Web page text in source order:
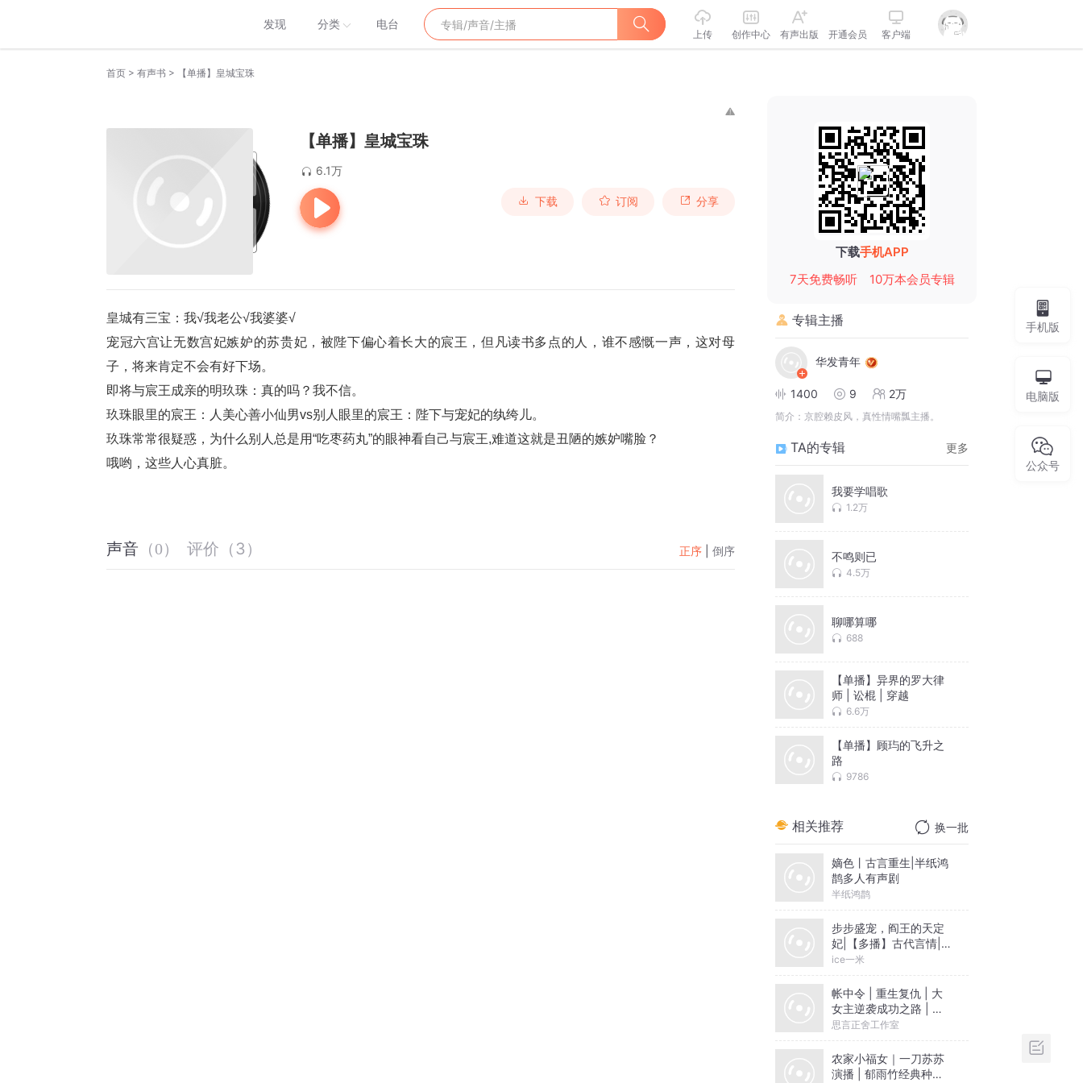
发现 分类 电台
上传 创作中心 有声出版 开通会员 客户端
首页 > 有声书 > 【单播】皇城宝珠
【单播】皇城宝珠
6.1万
下载 订阅 分享
皇城有三宝：我√我老公√我婆婆√
宠冠六宫让无数宫妃嫉妒的苏贵妃，被陛下偏心着长大的宸王，但凡读书多点的人，谁不感慨一声，这对母
子，将来肯定不会有好下场。
即将与宸王成亲的明玖珠：真的吗？我不信。
玖珠眼里的宸王：人美心善小仙男vs别人眼里的宸王：陛下与宠妃的纨绔儿。
玖珠常常很疑惑，为什么别人总是用“吃枣药丸”的眼神看自己与宸王,难道这就是丑陋的嫉妒嘴脸？
哦哟，这些人心真脏。
声音 （0） 评价 （3 ） 正序 倒序
下载手机APP
7天免费畅听
10万本会员专辑
专辑主播
华发青年
1400 9 2万
简介： 京腔赖皮风，真性情嘴瓢主播。
TA的专辑 更多
我要学唱歌
1.2万
不鸣则已
4.5万
聊哪算哪
688
【单播】异界的罗大律
师 | 讼棍 | 穿越
6.6万
【单播】顾玙的飞升之
路
9786
相关推荐 换一批
嫡色丨古言重生|半纸鸿
鹊多人有声剧
半纸鸿鹊
步步盛宠，阎王的天定
妃|【多播】古代言情|宫
闱宅斗
ice一米
帐中令 | 重生复仇 | 大
女主逆袭成功之路 | 女
强 | 爽文
思言正舍工作室
农家小福女｜一刀苏苏
演播 | 郁雨竹经典种田
手机版
电脑版
公众号